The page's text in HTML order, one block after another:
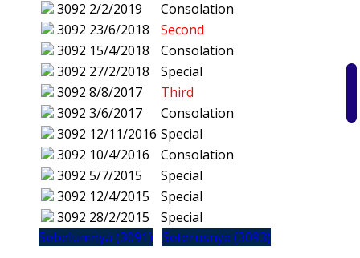
3092 2/2/2019
Consolation
3092 23/6/2018
Second
3092 15/4/2018
Consolation
3092 27/2/2018
Special
3092 8/8/2017
Third
3092 3/6/2017
Consolation
3092 12/11/2016 Special
3092 10/4/2016
Consolation
3092 5/7/2015
Special
3092 12/4/2015
Special
3092 28/2/2015
Special
Sebelumnya (3091) Seterusnya (3093)